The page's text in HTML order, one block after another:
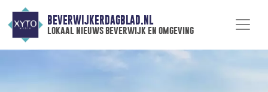
BEVERWIJKERDAGBLAD.NL
lokaal nieuws beverwijk en omgeving